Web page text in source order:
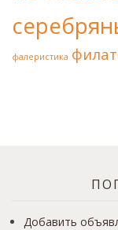
фалеристика
Добавить